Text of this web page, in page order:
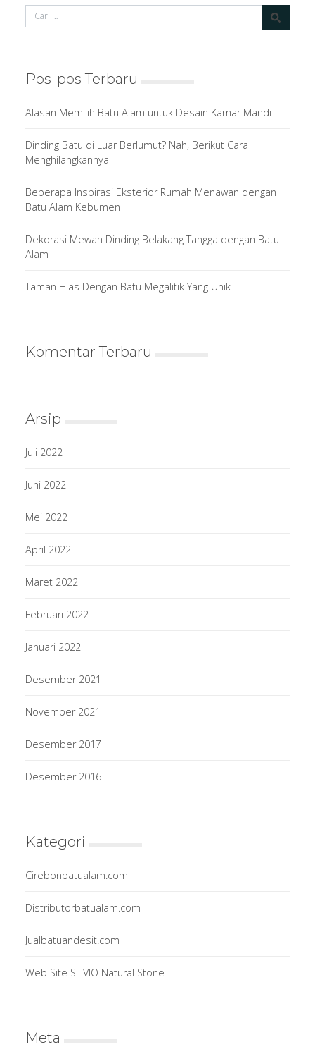
Pos-pos Terbaru
Alasan Memilih Batu Alam untuk Desain Kamar Mandi
Dinding Batu di Luar Berlumut? Nah, Berikut Cara
Menghilangkannya
Beberapa Inspirasi Eksterior Rumah Menawan dengan
Batu Alam Kebumen
Dekorasi Mewah Dinding Belakang Tangga dengan Batu
Alam
Taman Hias Dengan Batu Megalitik Yang Unik
Komentar Terbaru
Arsip
Juli 2022
Juni 2022
Mei 2022
April 2022
Maret 2022
Februari 2022
Januari 2022
Desember 2021
November 2021
Desember 2017
Desember 2016
Kategori
Cirebonbatualam.com
Distributorbatualam.com
Jualbatuandesit.com
Web Site SILVIO Natural Stone
Meta